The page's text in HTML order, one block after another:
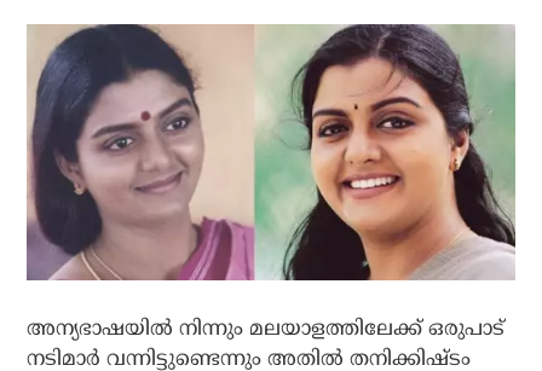
അന്യഭാഷയില്‍ നിന്നും മലയാളത്തിലേക്ക് ഒരുപാട്
നടിമാര്‍ വന്നിട്ടുണ്ടെന്നും അതില്‍ തനിക്കിഷ്ടം